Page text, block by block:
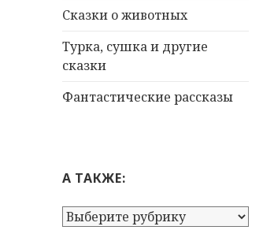
Сказки о животных
Турка, сушка и другие
сказки
Фантастические рассказы
А ТАКЖЕ:
А